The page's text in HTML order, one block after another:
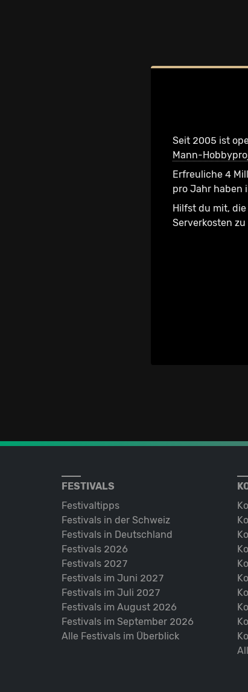
Seit 2005 ist
Mann-
Erfreuliche 4
pro Jahr haben
Hilfst du mit,
Serverkosten zu
FESTIVALS
Festivaltipps
Festivals in der Schweiz
Festivals in Deutschland
Festivals 2026
Festivals 2027
Festivals im Juni 2027
Festivals im Juli 2027
Festivals im August 2026
Festivals im September 2026
Alle Festivals im Überblick